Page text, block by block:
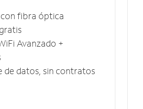
fibra óptica
Avanzado +
de datos, sin contratos